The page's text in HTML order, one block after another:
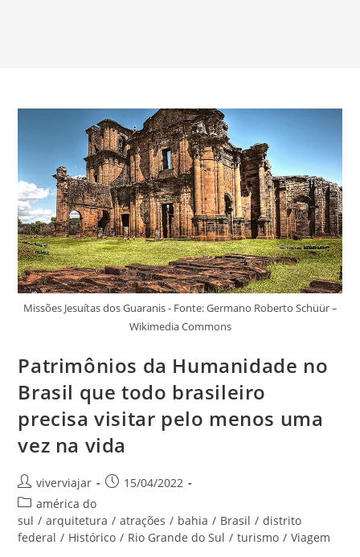
Missões Jesuítas dos Guaranis - Fonte: Germano Roberto Schüür –
Wikimedia Commons
Patrimônios da Humanidade no
Brasil que todo brasileiro
precisa visitar pelo menos uma
vez na vida
Autor
do
post:
viverviajar
Post15/04/2022
Categoria
do
post:
américa do
sul / arquitetura / atrações / bahia / Brasil / distrito
federal / Histórico / Rio Grande do Sul / turismo / Viagem